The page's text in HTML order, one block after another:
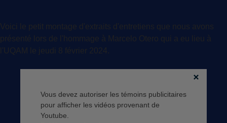
Voici le petit montage d'extraits d'entretiens que nous avons
présenté lors de l'hommage à Marcelo Otero qui a eu lieu à
l'UQAM le jeudi 8 février 2024.
Vous devez autoriser les témoins publicitaires
pour afficher les vidéos provenant de
Youtube.